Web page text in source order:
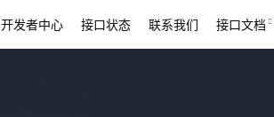
开发者中心 接口状态 联系我们 接口文档